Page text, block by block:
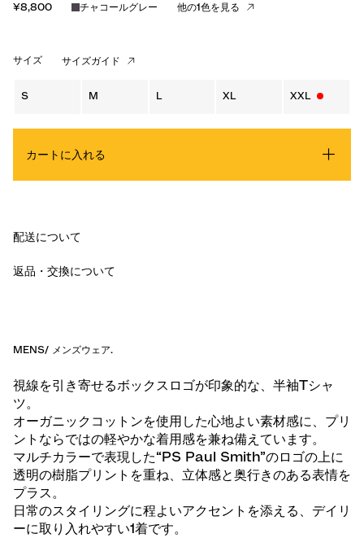
¥8,800 チャコールグレー 他の1色を見る
サイズ サイズガイド
S M L XL XXL
カートに入れる
配送について
返品・交換について
MENS/ メンズウェア.
視線を引き寄せるボックスロゴが印象的な、半袖Tシャ
ツ。
オーガニックコットンを使用した心地よい素材感に、プリ
ントならではの軽やかな着用感を兼ね備えています。
マルチカラーで表現した“PS Paul Smith”のロゴの上に
透明の樹脂プリントを重ね、立体感と奥行きのある表情を
プラス。
日常のスタイリングに程よいアクセントを添える、デイリ
ーに取り入れやすい1着です。